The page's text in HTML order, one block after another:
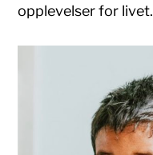
opplevelser for livet.